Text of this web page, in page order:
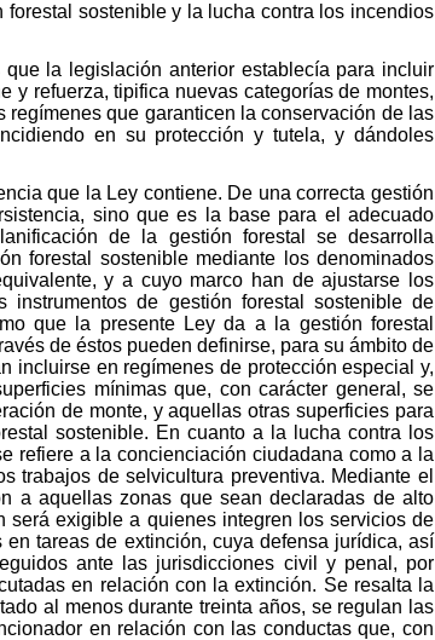
sostenible y la lucha contra los incendios
la legislación anterior establecía para incluir
y refuerza, tipifica nuevas categorías de montes,
que garanticen la conservación de las
en su protección y tutela, y dándoles
que la Ley contiene. De una correcta gestión
sino que es la base para el adecuado
de la gestión forestal se desarrolla
forestal sostenible mediante los denominados
y a cuyo marco han de ajustarse los
de gestión forestal sostenible de
que la presente Ley da a la gestión forestal
de éstos pueden definirse, para su ámbito de
incluirse en regímenes de protección especial y,
mínimas que, con carácter general, se
de monte, y aquellas otras superficies para
sostenible. En cuanto a la lucha contra los
refiere a la concienciación ciudadana como a la
trabajos de selvicultura preventiva. Mediante el
a aquellas zonas que sean declaradas de alto
será exigible a quienes integren los servicios de
tareas de extinción, cuya defensa jurídica, así
ante las jurisdicciones civil y penal, por
en relación con la extinción. Se resalta la
al menos durante treinta años, se regulan las
en relación con las conductas que, con